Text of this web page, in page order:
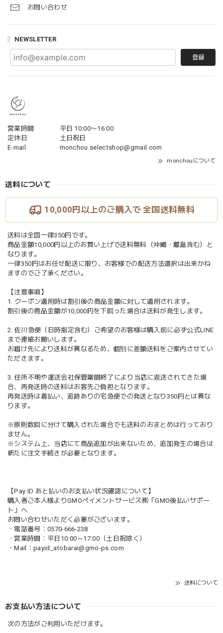
お問い合わせ
NEWSLETTER
登録
営業時間
平日 10:00〜16:00
定休日
土日祝日
E-mail
monchou.selectshop@gmail.com
monchouについて
送料について
10,000円以上のご購入で 全国送料無料
送料は全国一律350円です。
商品金額10,000円以上のお買い上げで送料無料（沖縄・離島含む）と
なります。
一律350円はお任せ配送に限り、お客様での配送方法選択は出来かね
ますのでご了承ください。
【注意事項】
1. クーポン適用時は割引後の商品金額に対して適用されます。
割引後の商品金額が10,000円を下回った場合は送料が発生します。
2. 佐川急便（日時指定含む）ご希望のお客様は購入前に必ず公式LINE
まで連絡お願いします。
お届け先により送料が異なるため、個別に差額送料をご案内させてい
ただきます。
3. 住所不明や運送会社保管期間終了により当店に返送されてきた場
合、再発送時の送料はお客先ご負担となります。
再発送時は着払い、追跡ありの宅急便での発送となり350円とは異な
ります。
※原則数回に分けて購入された場合でも送料のおまとめは行っており
ません。
※システム上、当店にて商品追加が出来ないため、追加発生の場合は
新たに注文手続きが必要となります。
【Pay ID あと払いのお支払い状況確認について】
購入者ご本人様よりGMOペイメントサービス㈱「GMO後払いサポー
ト」へ
お問い合わせいただく必要がございます。
・電話番号：0570-666-238
・営業時間：平日10:00～17:00（土日祝除く）
・Mail： payid_atobarai@gmo-ps.com
送料について
お支払い方法について
次の方法がご利用いただけます。